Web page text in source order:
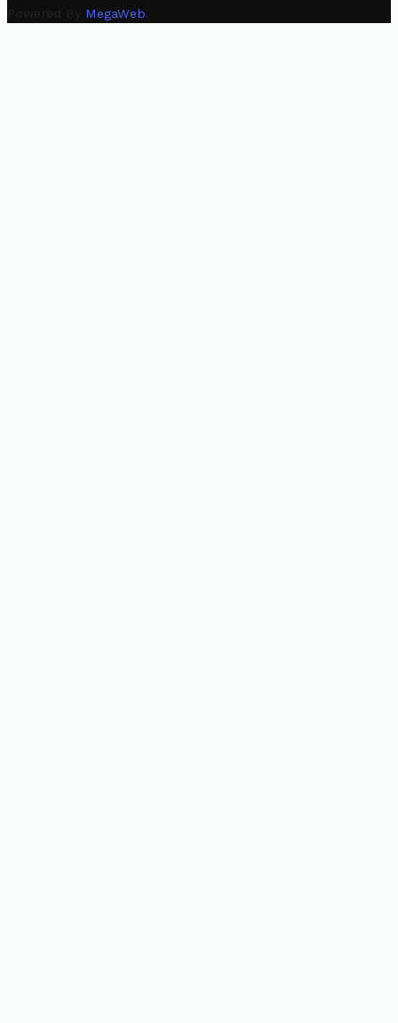
Powered By MegaWeb